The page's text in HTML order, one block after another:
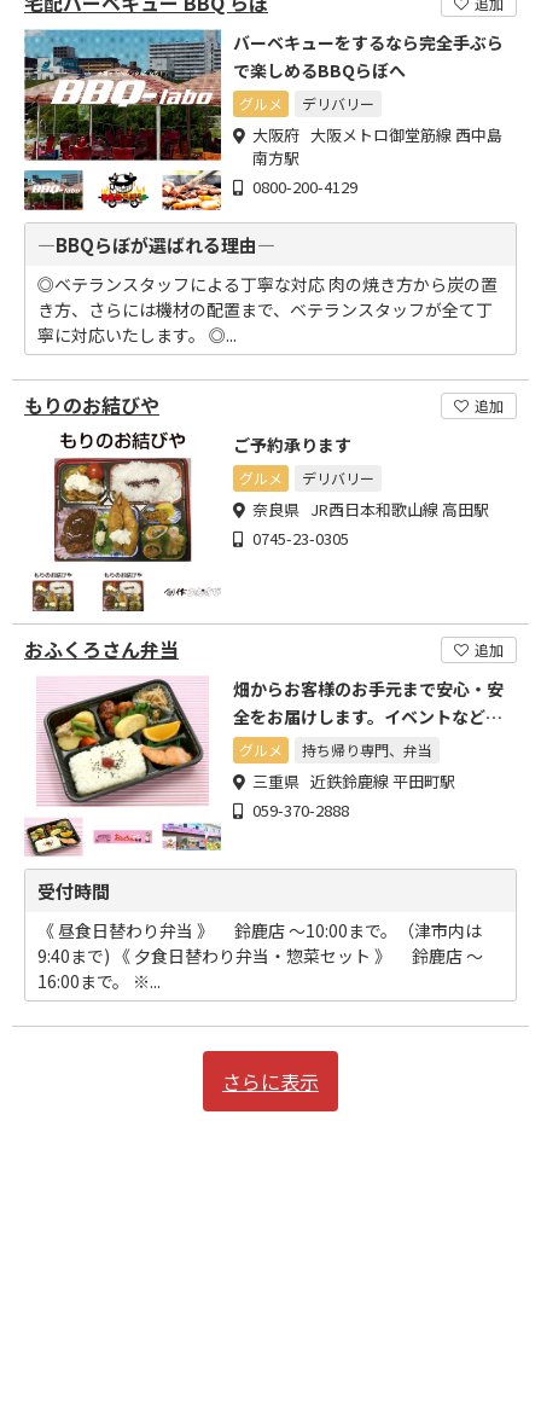
バーベキューをするなら完全手ぶら
で楽しめるBBQらぼへ
グルメ デリバリー
大阪府 大阪メトロ御堂筋線 西中島
南方駅
0800-200-4129
―BBQらぼが選ばれる理由―
◎ベテランスタッフによる丁寧な対応 肉の焼き方から炭の置
き方、さらには機材の配置まで、ベテランスタッフが全て丁
寧に対応いたします。 ◎...
もりのお結びや 追加
ご予約承ります
グルメ デリバリー
奈良県 JR西日本和歌山線 高田駅
0745-23-0305
おふくろさん弁当 追加
畑からお客様のお手元まで安心・安
全をお届けします。イベントなど大
口注文もお任せください。
グルメ 持ち帰り専門、弁当
三重県 近鉄鈴鹿線 平田町駅
059-370-2888
受付時間
《 昼食日替わり弁当 》 鈴鹿店 ～10:00まで。（津市内は
9:40まで) 《 夕食日替わり弁当・惣菜セット 》 鈴鹿店 ～
16:00まで。 ※...
さらに表示